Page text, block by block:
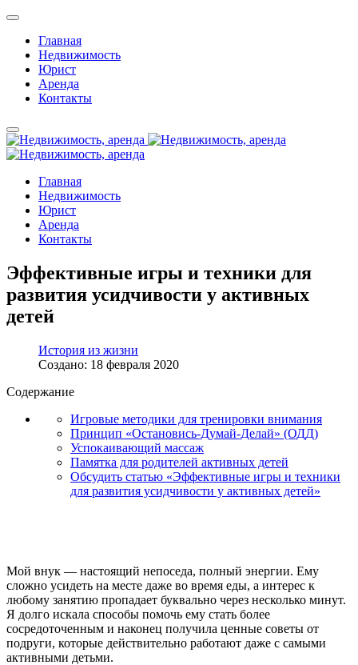
Главная
Недвижимость
Юрист
Аренда
Контакты
Главная
Недвижимость
Юрист
Аренда
Контакты
Эффективные игры и техники для
развития усидчивости у активных
детей
История из жизни
Создано: 18 февраля 2020
Содержание
Игровые методики для тренировки внимания
Принцип «Остановись-Думай-Делай» (ОДД)
Успокаивающий массаж
Памятка для родителей активных детей
Обсудить статью «Эффективные игры и техники
для развития усидчивости у активных детей»
Мой внук — настоящий непоседа, полный энергии. Ему
сложно усидеть на месте даже во время еды, а интерес к
любому занятию пропадает буквально через несколько минут.
Я долго искала способы помочь ему стать более
сосредоточенным и наконец получила ценные советы от
подруги, которые действительно работают даже с самыми
активными детьми.